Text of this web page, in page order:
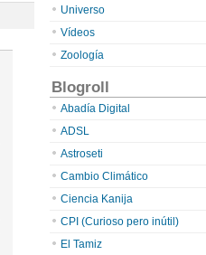
Universo
Vídeos
Zoología
Blogroll
Abadía Digital
ADSL
Astroseti
Cambio Climático
Ciencia Kanija
CPI (Curioso pero inútil)
El Tamiz